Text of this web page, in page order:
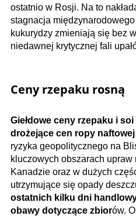
ostatnio w Rosji. Na to
stagnacja
kukurydzy zmieniają się bez
niedawnej krytycznej fali
Ceny rzepaku rosną
Giełdowe ceny rzepaku i
drożejące cen ropy naftowej
ryzyka geopolitycznego na
kluczowych obszarach
Kanadzie oraz w dużych
utrzymujące się opady
ostatnich kilku dni
obawy dotyczące zbiorów.